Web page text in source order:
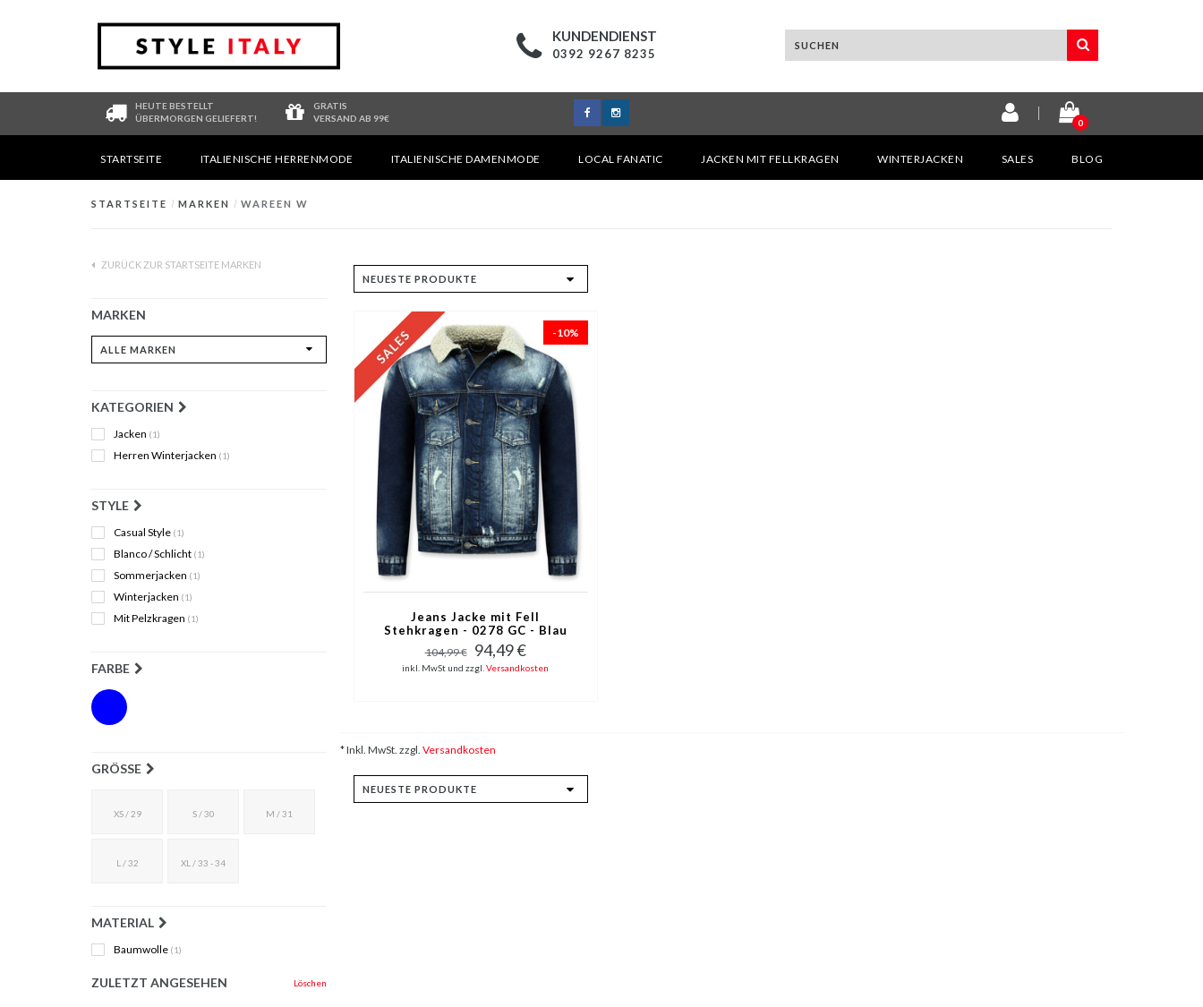
KUNDENDIENST
0392 9267 8235
HEUTE BESTELLT
ÜBERMORGEN GELIEFERT!
GRATIS
VERSAND AB 99€
0
STARTSEITE ITALIENISCHE HERRENMODE ITALIENISCHE DAMENMODE LOCAL FANATIC JACKEN MIT FELLKRAGEN WINTERJACKEN SALES BLOG
STARTSEITE / MARKEN / WAREEN W
ZURÜCK ZUR STARTSEITE MARKEN
MARKEN
KATEGORIEN
Jacken (1)
Herren Winterjacken (1)
STYLE
Casual Style (1)
Blanco / Schlicht (1)
Sommerjacken (1)
Winterjacken (1)
Mit Pelzkragen (1)
FARBE
GRÖSSE
XS / 29 S / 30 M / 31
L / 32 XL / 33 - 34
MATERIAL
Baumwolle (1)
ZULETZT ANGESEHEN Löschen
-10%
Jeans Jacke mit Fell
Stehkragen - 0278 GC - Blau
104,99 € 94,49 €
inkl. MwSt und zzgl.Versandkosten
* Inkl. MwSt. zzgl. Versandkosten